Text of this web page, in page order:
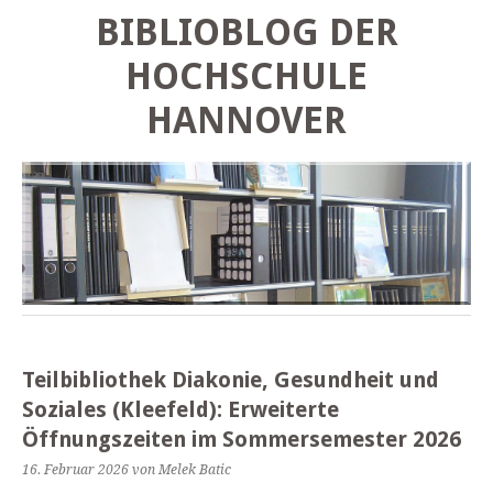
BIBLIOBLOG DER
HOCHSCHULE
HANNOVER
Teilbibliothek Diakonie, Gesundheit und
Soziales (Kleefeld): Erweiterte
Öffnungszeiten im Sommersemester 2026
16. Februar 2026 von Melek Batic